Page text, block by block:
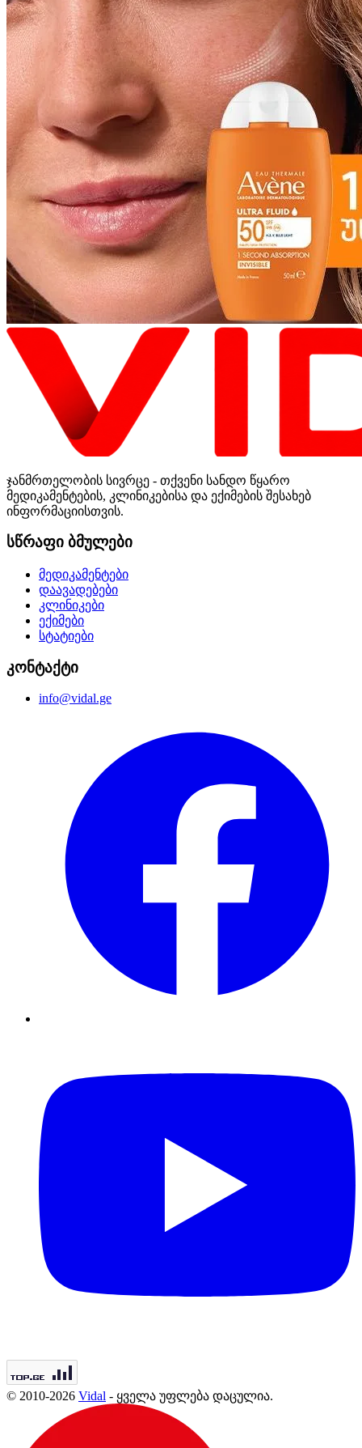
ჯანმრთელობის სივრცე - თქვენი სანდო წყარო
მედიკამენტების, კლინიკებისა და ექიმების შესახებ
ინფორმაციისთვის.
სწრაფი ბმულები
მედიკამენტები
დაავადებები
კლინიკები
ექიმები
სტატიები
კონტაქტი
info@vidal.ge
© 2010-2026 Vidal - ყველა უფლება დაცულია.